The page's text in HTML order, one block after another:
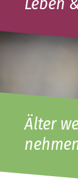
Älter